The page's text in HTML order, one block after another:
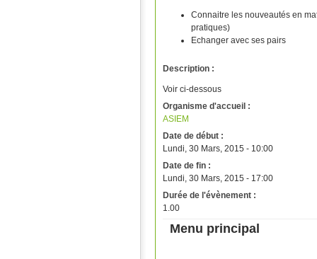
Connaitre les nouveautés en
pratiques)
Echanger avec ses pairs
Description :
Voir ci-dessous
Organisme d'accueil :
ASIEM
Date de début :
Lundi, 30 Mars, 2015 - 10:00
Date de fin :
Lundi, 30 Mars, 2015 - 17:00
Durée de l'évènement :
1.00
Menu principal